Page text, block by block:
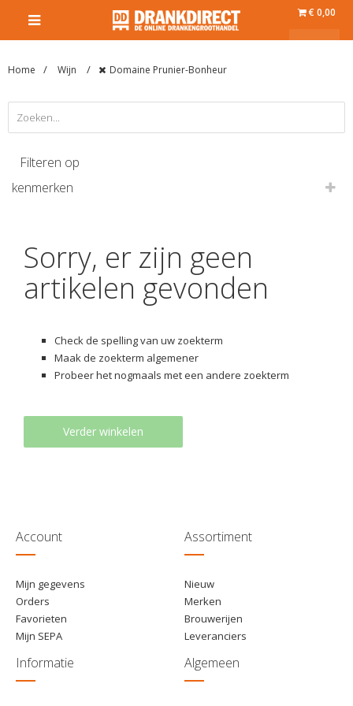
€ 0,00
Home Wijn Domaine Prunier-Bonheur
Filteren op
kenmerken
Sorry, er zijn geen
artikelen gevonden
Check de spelling van uw zoekterm
Maak de zoekterm algemener
Probeer het nogmaals met een andere zoekterm
Verder winkelen
Account
Mijn gegevens
Orders
Favorieten
Mijn SEPA
Assortiment
Nieuw
Merken
Brouwerijen
Leveranciers
Informatie Algemeen